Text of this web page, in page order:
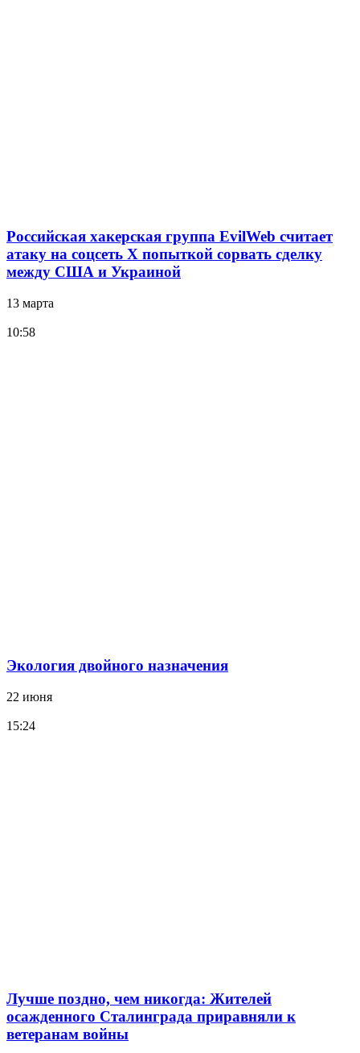
Российская хакерская группа EvilWeb считает
атаку на соцсеть Х попыткой сорвать сделку
между США и Украиной
13 марта
10:58
Экология двойного назначения
22 июня
15:24
Лучше поздно, чем никогда: Жителей
осажденного Сталинграда приравняли к
ветеранам войны